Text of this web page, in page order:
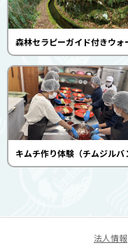
法人情報